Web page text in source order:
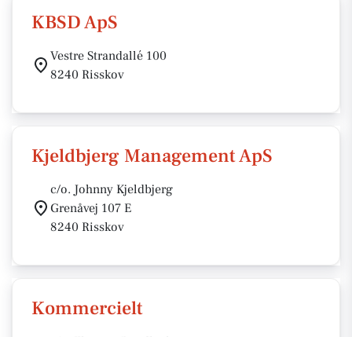
KBSD ApS
Vestre Strandallé 100
8240 Risskov
Kjeldbjerg Management ApS
c/o. Johnny Kjeldbjerg
Grenåvej 107 E
8240 Risskov
Kommercielt